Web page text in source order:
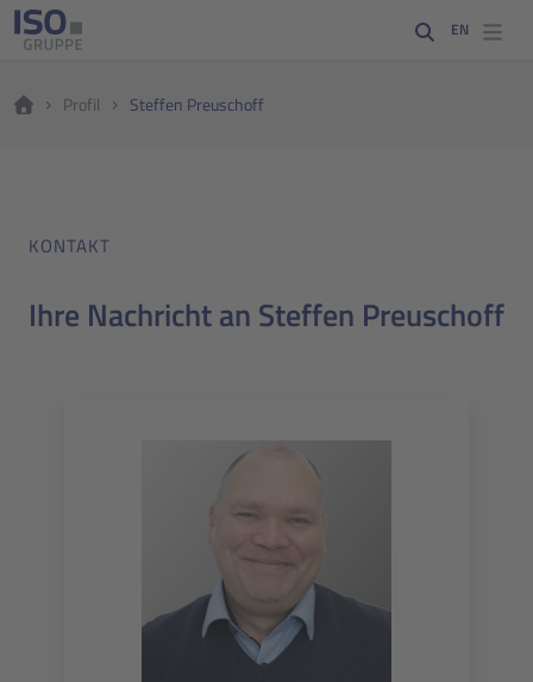
EN
Profil Steffen Preuschoff
KONTAKT
Ihre Nachricht an Steffen Preuschoff